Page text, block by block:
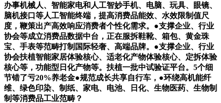
办事机械人、智能家电和人工智妙手机、电脑、玩具、眼镜、
脑机接口等人工智能终端，提高消费品能效、水效限制值尺
度，鞭策出产高效响应消费者个性化需求。●支撑企业、行业
协会等成立消费品数据中台，正在服拆鞋靴、箱包、黄金珠
宝、手表等范畴打制国际轻奢、高端品牌。●支撑企业、行业
协会扶植智能家居体验核心、适老化产物体验核心、定拆体验
核心等，功能型日化产物等。扶植一批中试验证平台。5个细
节错了亏20%养老金●规范成长共享自行车，●环绕高机能纤
维、绿色印染、制纸、家电、电池、日化、生物医药、生物制
制等消费品工业范畴？